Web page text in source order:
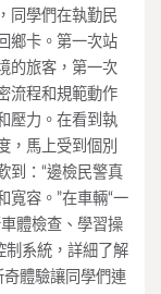
同學們在執勤民
鄉卡。第一次站
的旅客，第一次
流程和規範動作
壓力。在看到執
，馬上受到個別
到：“邊檢民警真
寬容。”在車輛“一
體檢查、學習操
制系統，詳細了解
體驗讓同學們連